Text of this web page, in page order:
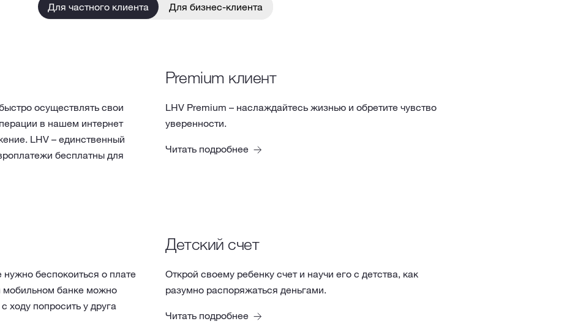
Для частного клиента Для бизнес-клиента
осуществлять свои
в нашем интернет
LHV – единственный
бесплатны для
Premium клиент
LHV Premium – наслаждайтесь жизнью и обретите чувство
уверенности.
Читать подробнее
беспокоиться о плате
мобильном банке можно
ходу попросить у друга
Детский счет
Открой своему ребенку счет и научи его с детства, как
разумно распоряжаться деньгами.
Читать подробнее